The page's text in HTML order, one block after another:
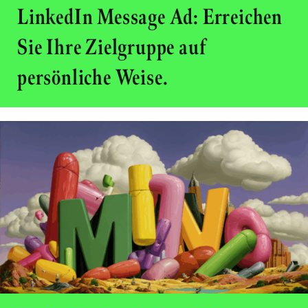
LinkedIn Message Ad: Erreichen
Sie Ihre Zielgruppe auf
persönliche Weise.